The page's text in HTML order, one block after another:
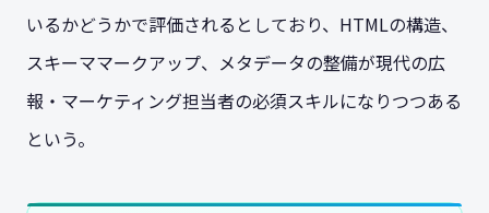
いるかどうかで評価されるとしており、HTMLの構造、
スキーママークアップ、メタデータの整備が現代の広
報・マーケティング担当者の必須スキルになりつつある
という。